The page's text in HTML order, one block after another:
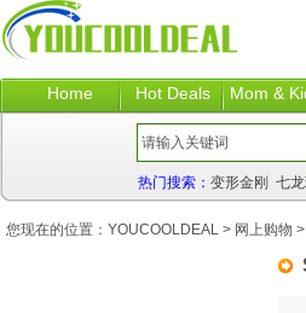
Home Hot Deals Mom &
热门搜索： 变形金刚 七
您现在的位置： YOUCOOLDEAL > 网上购物